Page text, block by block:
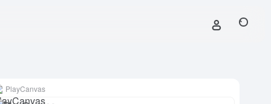
PlayCanvas